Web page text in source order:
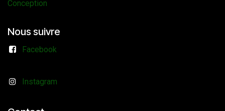
Conception
Nous suivre
Facebook
Instagram